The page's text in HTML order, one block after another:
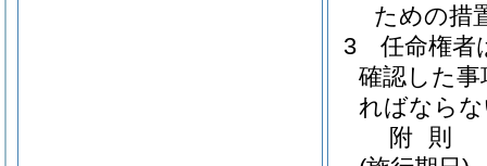
ための措
3
任命権者
確認した
ればなら
附 則